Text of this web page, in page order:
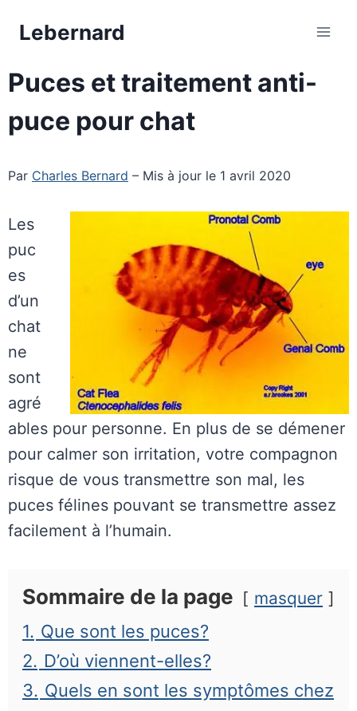
Lebernard
Puces et traitement anti-
puce pour chat
Par Charles Bernard – Mis à jour le 1 avril 2020
Les
puc
es
d’un
chat
ne
sont
agré
ables pour personne. En plus de se démener
pour calmer son irritation, votre compagnon
risque de vous transmettre son mal, les
puces félines pouvant se transmettre assez
facilement à l’humain.
Sommaire de la page masquer
1. Que sont les puces?
2. D’où viennent-elles?
3. Quels en sont les symptômes chez